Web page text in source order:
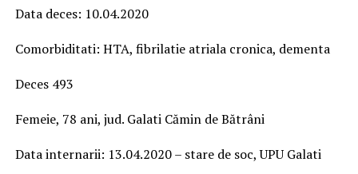
Data deces: 10.04.2020
Comorbiditati: HTA, fibrilatie atriala cronica, dementa
Deces 493
Femeie, 78 ani, jud. Galati Cămin de Bătrâni
Data internarii: 13.04.2020 – stare de soc, UPU Galati